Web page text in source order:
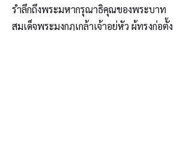
รำลึกถึงพระมหากรุณาธิคุณของพระบาท
สมเด็จพระมงกุฎเกล้าเจ้าอยู่หัว ผู้ทรงก่อตั้ง